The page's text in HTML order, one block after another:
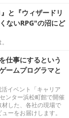
と『ウィザードリ
ないRPG"の沼にど
仕事にするという
ームプログラマと
イベント「キャリア
ンター浜松町館で開催
した、各社の現場で
ーをお届けします。